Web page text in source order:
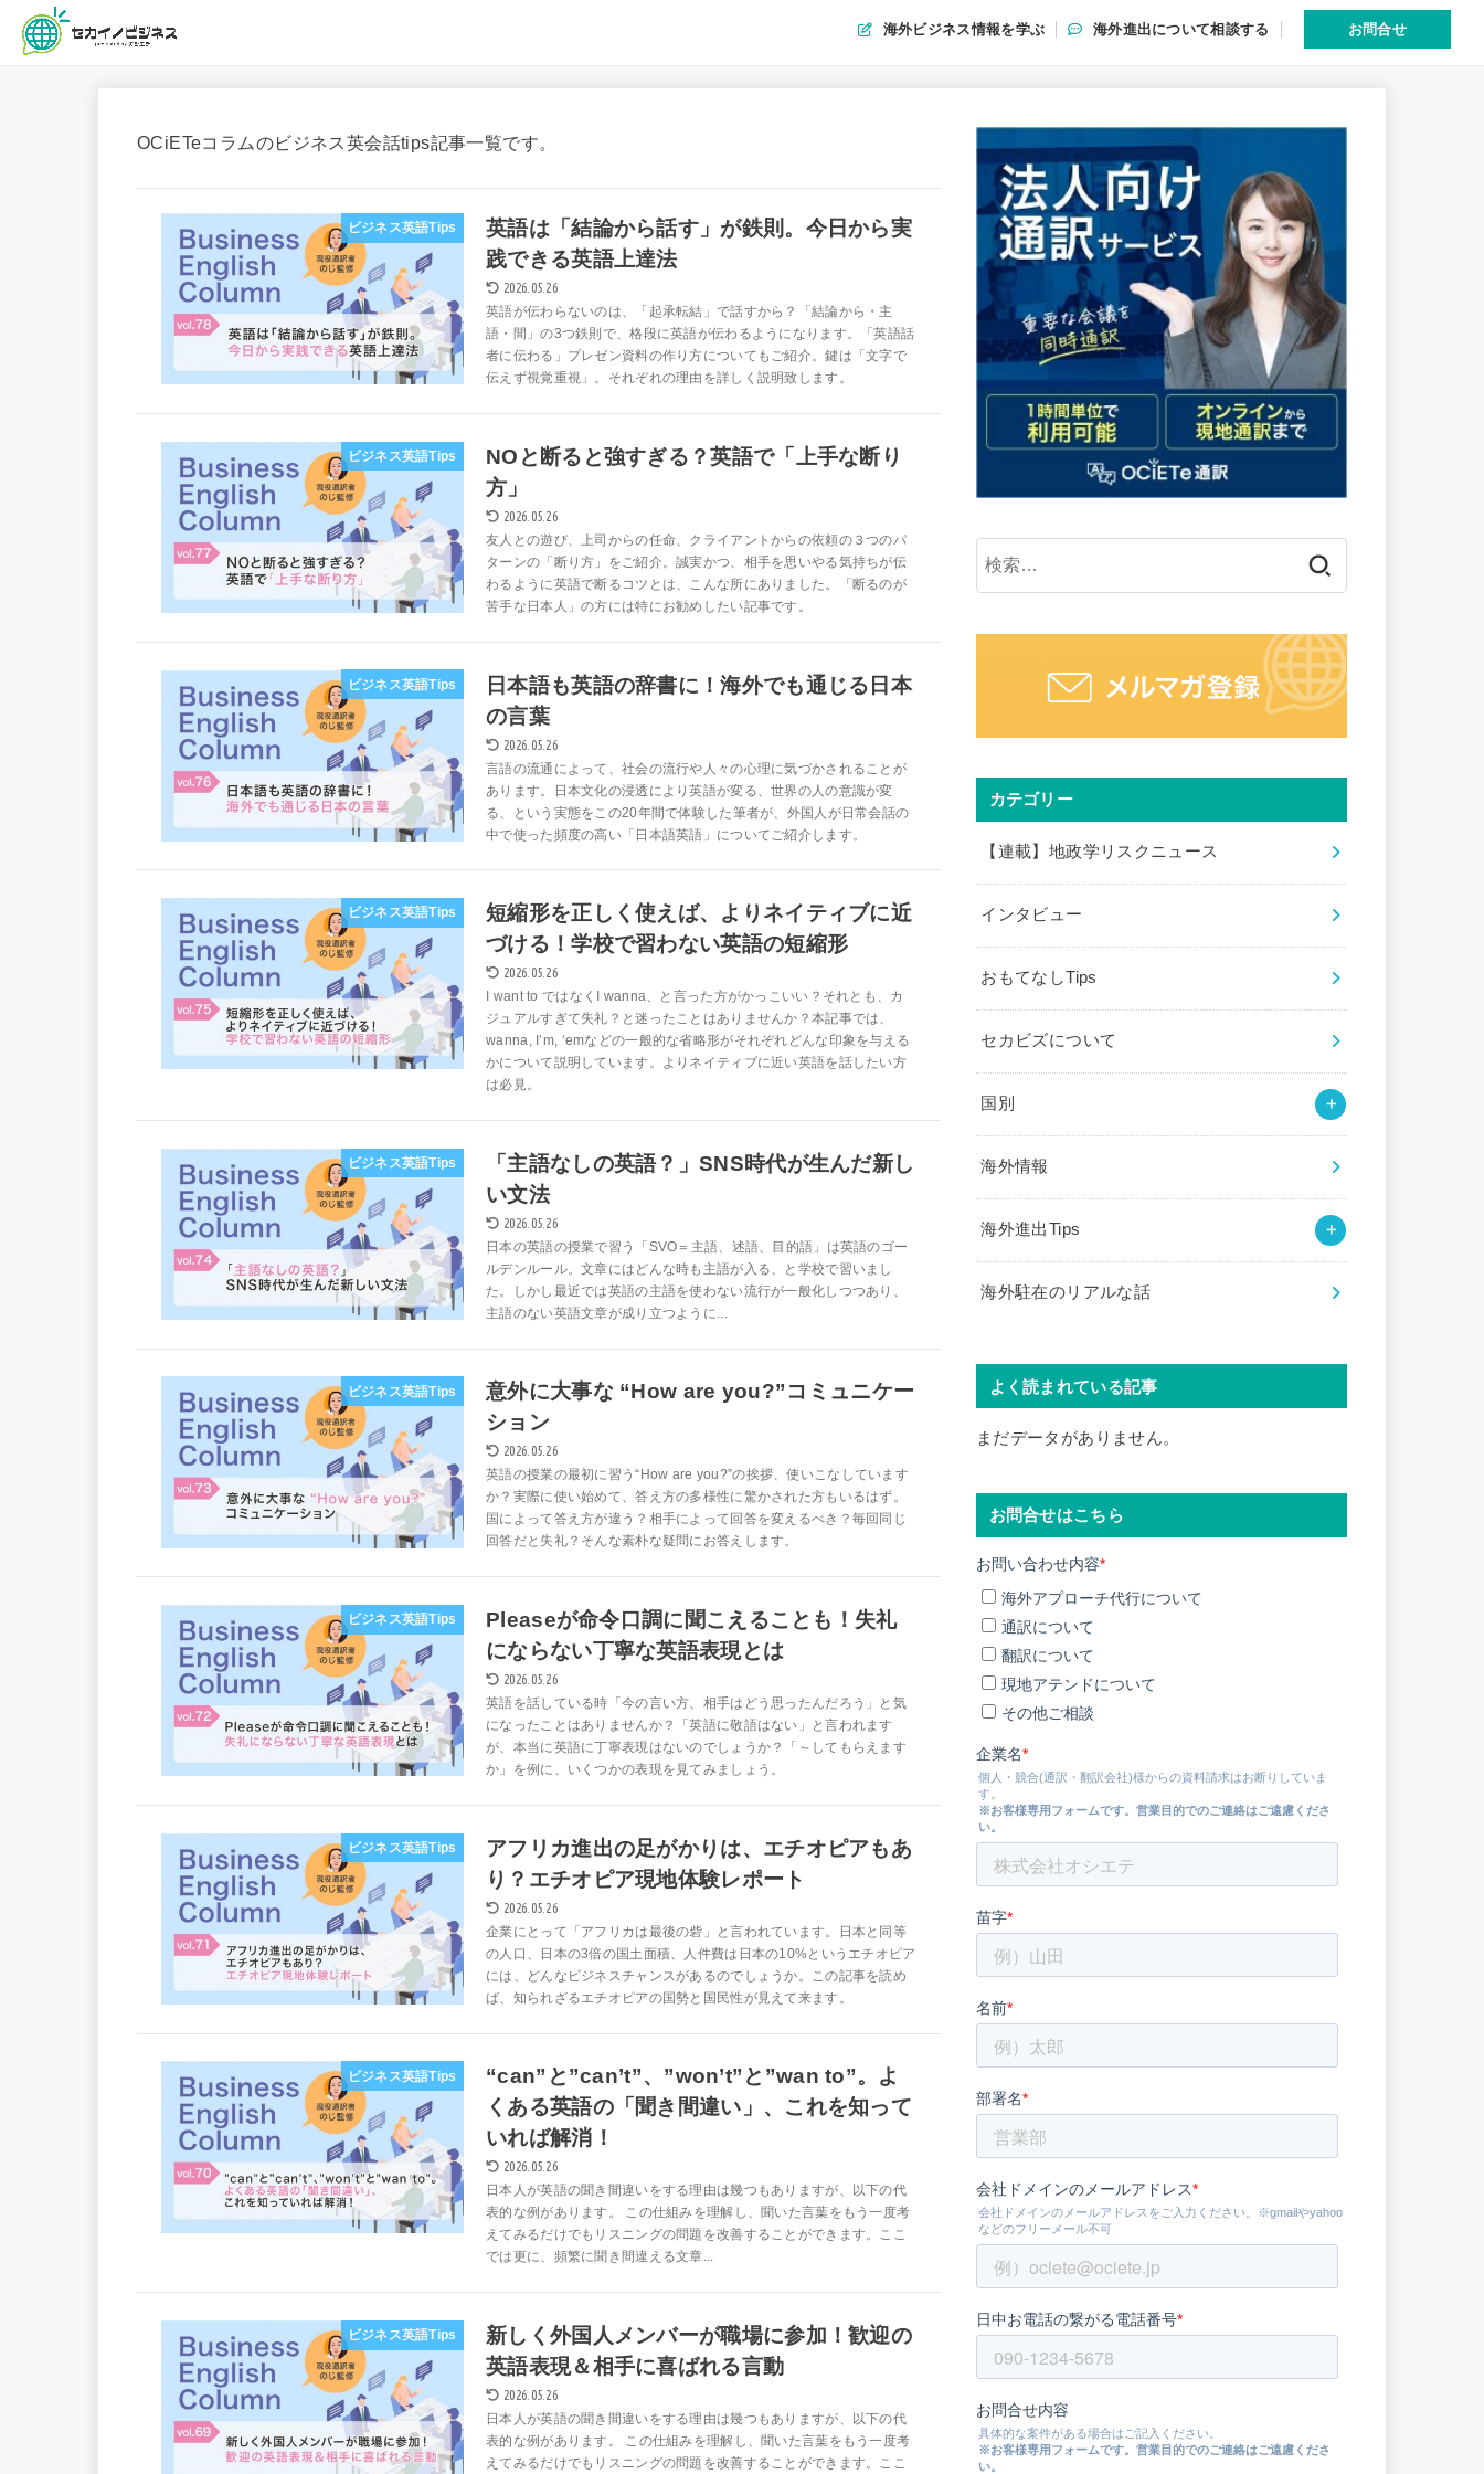
海外ビジネス情報を学ぶ 海外進出について相談する お問合せ
OCiETeコラムのビジネス英会話tips記事一覧です。
ビジネス英語Tips
英語は「結論から話す」が鉄則。今日から実
践できる英語上達法
2026.05.26
英語が伝わらないのは、「起承転結」で話すから？「結論から・主
語・間」の3つ鉄則で、格段に英語が伝わるようになります。「英語話
者に伝わる」プレゼン資料の作り方についてもご紹介。鍵は「文字で
伝えず視覚重視」。それぞれの理由を詳しく説明致します。
ビジネス英語Tips
NOと断ると強すぎる？英語で「上手な断り
方」
2026.05.26
友人との遊び、上司からの任命、クライアントからの依頼の３つのパ
ターンの「断り方」をご紹介。誠実かつ、相手を思いやる気持ちが伝
わるように英語で断るコツとは、こんな所にありました。「断るのが
苦手な日本人」の方には特にお勧めしたい記事です。
ビジネス英語Tips
日本語も英語の辞書に！海外でも通じる日本
の言葉
2026.05.26
言語の流通によって、社会の流行や人々の心理に気づかされることが
あります。日本文化の浸透により英語が変る、世界の人の意識が変
る、という実態をこの20年間で体験した筆者が、外国人が日常会話の
中で使った頻度の高い「日本語英語」についてご紹介します。
ビジネス英語Tips
短縮形を正しく使えば、よりネイティブに近
づける！学校で習わない英語の短縮形
2026.05.26
I want to ではなくI wanna、と言った方がかっこいい？それとも、カ
ジュアルすぎて失礼？と迷ったことはありませんか？本記事では、
wanna, I’m, ‘emなどの一般的な省略形がそれぞれどんな印象を与える
かについて説明しています。よりネイティブに近い英語を話したい方
は必見。
ビジネス英語Tips
「主語なしの英語？」SNS時代が生んだ新し
い文法
2026.05.26
日本の英語の授業で習う「SVO＝主語、述語、目的語」は英語のゴー
ルデンルール。文章にはどんな時も主語が入る、と学校で習いまし
た。しかし最近では英語の主語を使わない流行が一般化しつつあり、
主語のない英語文章が成り立つように...
ビジネス英語Tips
意外に大事な “How are you?”コミュニケー
ション
2026.05.26
英語の授業の最初に習う“How are you?”の挨拶、使いこなしています
か？実際に使い始めて、答え方の多様性に驚かされた方もいるはず。
国によって答え方が違う？相手によって回答を変えるべき？毎回同じ
回答だと失礼？そんな素朴な疑問にお答えします。
ビジネス英語Tips
Pleaseが命令口調に聞こえることも！失礼
にならない丁寧な英語表現とは
2026.05.26
英語を話している時「今の言い方、相手はどう思ったんだろう」と気
になったことはありませんか？「英語に敬語はない」と言われます
が、本当に英語に丁寧表現はないのでしょうか？「～してもらえます
か」を例に、いくつかの表現を見てみましょう。
ビジネス英語Tips
アフリカ進出の足がかりは、エチオピアもあ
り？エチオピア現地体験レポート
2026.05.26
企業にとって「アフリカは最後の砦」と言われています。日本と同等
の人口、日本の3倍の国土面積、人件費は日本の10%というエチオピア
には、どんなビジネスチャンスがあるのでしょうか。この記事を読め
ば、知られざるエチオピアの国勢と国民性が見えて来ます。
ビジネス英語Tips
“can”と”can’t”、”won’t”と”wan to”。よ
くある英語の「聞き間違い」、これを知って
いれば解消！
2026.05.26
日本人が英語の聞き間違いをする理由は幾つもありますが、以下の代
表的な例があります。 この仕組みを理解し、聞いた言葉をもう一度考
えてみるだけでもリスニングの問題を改善することができます。ここ
では更に、頻繁に聞き間違える文章...
ビジネス英語Tips
新しく外国人メンバーが職場に参加！歓迎の
英語表現＆相手に喜ばれる言動
2026.05.26
日本人が英語の聞き間違いをする理由は幾つもありますが、以下の代
表的な例があります。 この仕組みを理解し、聞いた言葉をもう一度考
えてみるだけでもリスニングの問題を改善することができます。ここ
カテゴリー
【連載】地政学リスクニュース
インタビュー
おもてなしTips
セカビズについて
国別
海外情報
海外進出Tips
海外駐在のリアルな話
よく読まれている記事
まだデータがありません。
お問合せはこちら